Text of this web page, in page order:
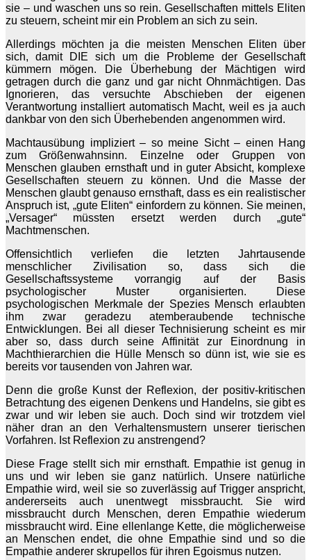
sie – und waschen uns so rein. Gesellschaften mittels Eliten
zu steuern, scheint mir ein Problem an sich zu sein.
Allerdings möchten ja die meisten Menschen Eliten über
sich, damit DIE sich um die Probleme der Gesellschaft
kümmern mögen. Die Überhebung der Mächtigen wird
getragen durch die ganz und gar nicht Ohnmächtigen. Das
Ignorieren, das versuchte Abschieben der eigenen
Verantwortung installiert automatisch Macht, weil es ja auch
dankbar von den sich Überhebenden angenommen wird.
Machtausübung impliziert – so meine Sicht – einen Hang
zum Größenwahnsinn. Einzelne oder Gruppen von
Menschen glauben ernsthaft und in guter Absicht, komplexe
Gesellschaften steuern zu können. Und die Masse der
Menschen glaubt genauso ernsthaft, dass es ein realistischer
Anspruch ist, „gute Eliten“ einfordern zu können. Sie meinen,
„Versager“ müssten ersetzt werden durch „gute“
Machtmenschen.
Offensichtlich verliefen die letzten Jahrtausende
menschlicher Zivilisation so, dass sich die
Gesellschaftssysteme vorrangig auf der Basis
psychologischer Muster organisierten. Diese
psychologischen Merkmale der Spezies Mensch erlaubten
ihm zwar geradezu atemberaubende technische
Entwicklungen. Bei all dieser Technisierung scheint es mir
aber so, dass durch seine Affinität zur Einordnung in
Machthierarchien die Hülle Mensch so dünn ist, wie sie es
bereits vor tausenden von Jahren war.
Denn die große Kunst der Reflexion, der positiv-kritischen
Betrachtung des eigenen Denkens und Handelns, sie gibt es
zwar und wir leben sie auch. Doch sind wir trotzdem viel
näher dran an den Verhaltensmustern unserer tierischen
Vorfahren. Ist Reflexion zu anstrengend?
Diese Frage stellt sich mir ernsthaft. Empathie ist genug in
uns und wir leben sie ganz natürlich. Unsere natürliche
Empathie wird, weil sie so zuverlässig auf Trigger anspricht,
andererseits auch unentwegt missbraucht. Sie wird
missbraucht durch Menschen, deren Empathie wiederum
missbraucht wird. Eine ellenlange Kette, die möglicherweise
an Menschen endet, die ohne Empathie sind und so die
Empathie anderer skrupellos für ihren Egoismus nutzen.